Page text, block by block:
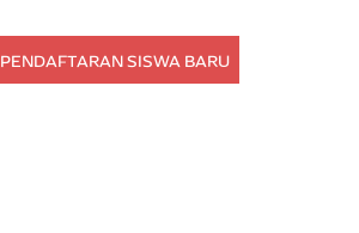
PENDAFTARAN SISWA BARU